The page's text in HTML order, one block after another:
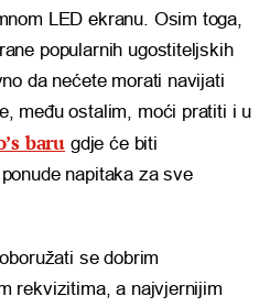
LED ekranu. Osim toga,
popularnih ugostiteljskih
da nećete morati navijati
među ostalim, moći pratiti i u
baru gdje će biti
napitaka za sve
se dobrim
rekvizitima, a najvjernijim